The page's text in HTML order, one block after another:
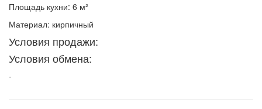
Площадь кухни: 6 м²
Материал: кирпичный
Условия продажи:
Условия обмена:
-